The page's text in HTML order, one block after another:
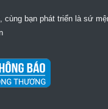
cùng bạn phát triển là sứ